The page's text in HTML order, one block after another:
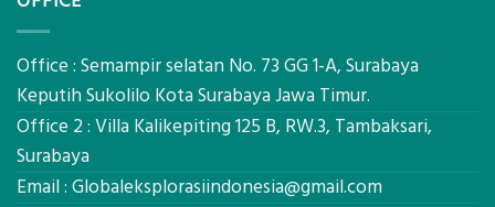
Berikut
Kualifikasi
Dicari
Ekplorasi
dengan
Peta
&
Office : Semampir selatan No. 73 GG 1-A, Surabaya
Keputih Sukolilo Kota Surabaya Jawa Timur.
Office 2 : Villa Kalikepiting 125 B, RW.3, Tambaksari,
Surabaya
Email : Globaleksplorasiindonesia@gmail.com